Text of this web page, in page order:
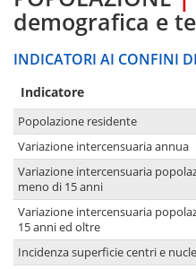
demografica e
INDICATORI AI CONFINI
Indicatore
Popolazione residente
Variazione intercensuaria annua
Variazione intercensuaria
meno di 15 anni
Variazione intercensuaria
15 anni ed oltre
Incidenza superficie centri e